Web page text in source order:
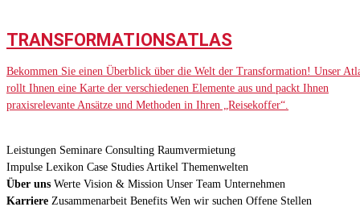
TRANSFORMATIONSATLAS
Bekommen Sie einen Überblick über die Welt der Transformation! Unser
rollt Ihnen eine Karte der verschiedenen Elemente aus und packt Ihnen
praxisrelevante Ansätze und Methoden in Ihren „Reisekoffer“.
Leistungen Seminare Consulting Raumvermietung
Impulse Lexikon Case Studies Artikel Themenwelten
Über uns Werte Vision & Mission Unser Team Unternehmen
Karriere Zusammenarbeit Benefits Wen wir suchen Offene Stellen